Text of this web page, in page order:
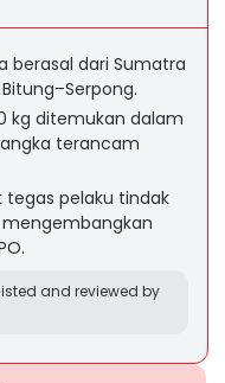
berasal dari Sumatra
kg ditemukan dalam
terancam
tegas pelaku tindak
and reviewed by